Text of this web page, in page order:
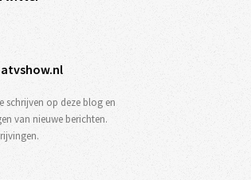
schrijven op deze blog en
van nieuwe berichten.